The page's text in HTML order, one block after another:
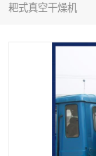
耙式真空干燥机
单锥螺带真空
方形圆形真空